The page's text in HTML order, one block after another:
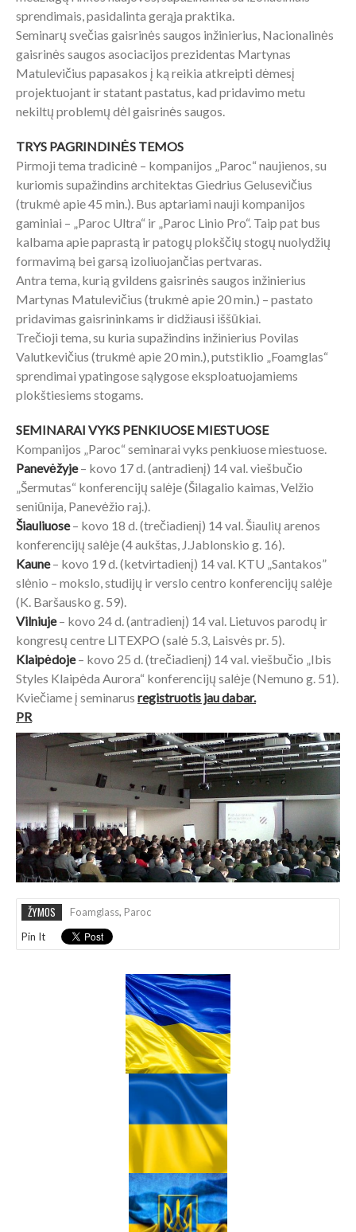
sprendimais, pasidalinta gerąja praktika.
Seminarų svečias gaisrinės saugos inžinierius, Nacionalinės
gaisrinės saugos asociacijos prezidentas Martynas
Matulevičius papasakos į ką reikia atkreipti dėmesį
projektuojant ir statant pastatus, kad pridavimo metu
nekiltų problemų dėl gaisrinės saugos.
TRYS PAGRINDINĖS TEMOS
Pirmoji tema tradicinė – kompanijos „Paroc“ naujienos, su
kuriomis supažindins architektas Giedrius Gelusevičius
(trukmė apie 45 min.). Bus aptariami nauji kompanijos
gaminiai – „Paroc Ultra“ ir „Paroc Linio Pro“. Taip pat bus
kalbama apie paprastą ir patogų plokščių stogų nuolydžių
formavimą bei garsą izoliuojančias pertvaras.
Antra tema, kurią gvildens gaisrinės saugos inžinierius
Martynas Matulevičius (trukmė apie 20 min.) – pastato
pridavimas gaisrininkams ir didžiausi iššūkiai.
Trečioji tema, su kuria supažindins inžinierius Povilas
Valutkevičius (trukmė apie 20 min.), putstiklio „Foamglas“
sprendimai ypatingose sąlygose eksploatuojamiems
plokštiesiems stogams.
SEMINARAI VYKS PENKIUOSE MIESTUOSE
Kompanijos „Paroc“ seminarai vyks penkiuose miestuose.
Panevėžyje– kovo 17 d. (antradienį) 14 val. viešbučio
„Šermutas“ konferencijų salėje (Šilagalio kaimas, Velžio
seniūnija, Panevėžio raj.).
Šiauliuose– kovo 18 d. (trečiadienį) 14 val. Šiaulių arenos
konferencijų salėje (4 aukštas, J.Jablonskio g. 16).
Kaune– kovo 19 d. (ketvirtadienį) 14 val. KTU „Santakos”
slėnio – mokslo, studijų ir verslo centro konferencijų salėje
(K. Baršausko g. 59).
Vilniuje– kovo 24 d. (antradienį) 14 val. Lietuvos parodų ir
kongresų centre LITEXPO (salė 5.3, Laisvės pr. 5).
Klaipėdoje– kovo 25 d. (trečiadienį) 14 val. viešbučio „Ibis
Styles Klaipėda Aurora“ konferencijų salėje (Nemuno g. 51).
Kviečiame į seminarus registruotis jau dabar.
PR
ŽYMOS Foamglass, Paroc
Pin It